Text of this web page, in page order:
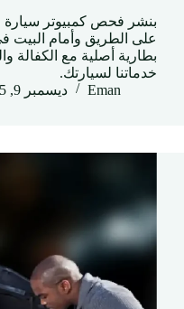
على الطريق وأمام البيت
بطارية أصلية مع الكفالة
خدماتنا لسيارتك.
Eman
ديسمبر 9, 2025